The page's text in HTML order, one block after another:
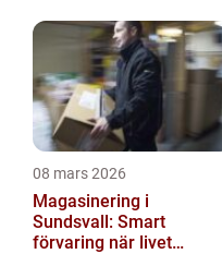
08 mars 2026
Magasinering i
Sundsvall: Smart
förvaring när livet